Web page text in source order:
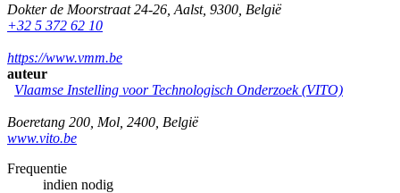
Dokter de Moorstraat 24-26 Aalst, 9300 België
+32 5 372 62 10
https://www.vmm.be
auteur
Vlaamse Instelling voor Technologisch Onderzoek (VITO)
Boeretang 200 Mol 2400 België
www.vito.be
Frequentie
indien nodig